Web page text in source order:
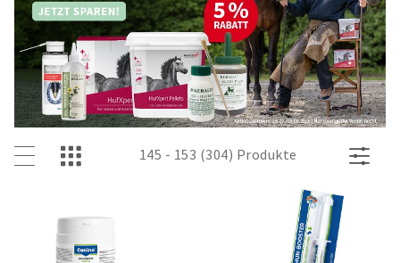
145 - 153 (304) Produkte